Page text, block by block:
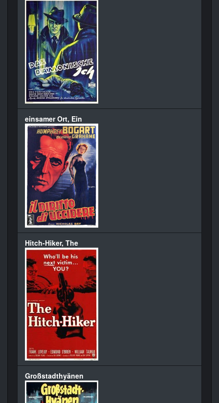
einsamer Ort, Ein
Hitch-Hiker, The
Großstadthyänen